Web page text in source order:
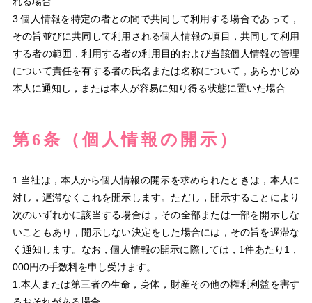
3.個人情報を特定の者との間で共同して利用する場合であって，
その旨並びに共同して利用される個人情報の項目，共同して利用
する者の範囲，利用する者の利用目的および当該個人情報の管理
について責任を有する者の氏名または名称について，あらかじめ
本人に通知し，または本人が容易に知り得る状態に置いた場合
第6条（個人情報の開示）
1.当社は，本人から個人情報の開示を求められたときは，本人に
対し，遅滞なくこれを開示します。ただし，開示することにより
次のいずれかに該当する場合は，その全部または一部を開示しな
いこともあり，開示しない決定をした場合には，その旨を遅滞な
く通知します。なお，個人情報の開示に際しては，1件あたり1，
000円の手数料を申し受けます。
1.本人または第三者の生命，身体，財産その他の権利利益を害す